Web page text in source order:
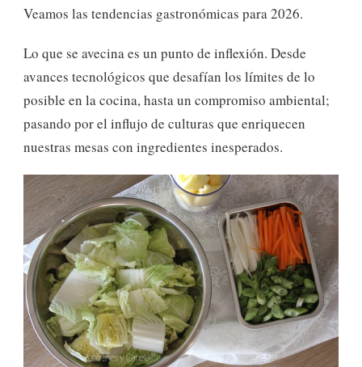
Veamos las tendencias gastronómicas para 2026.
Lo que se avecina es un punto de inflexión. Desde
avances tecnológicos que desafían los límites de lo
posible en la cocina, hasta un compromiso ambiental;
pasando por el influjo de culturas que enriquecen
nuestras mesas con ingredientes inesperados.